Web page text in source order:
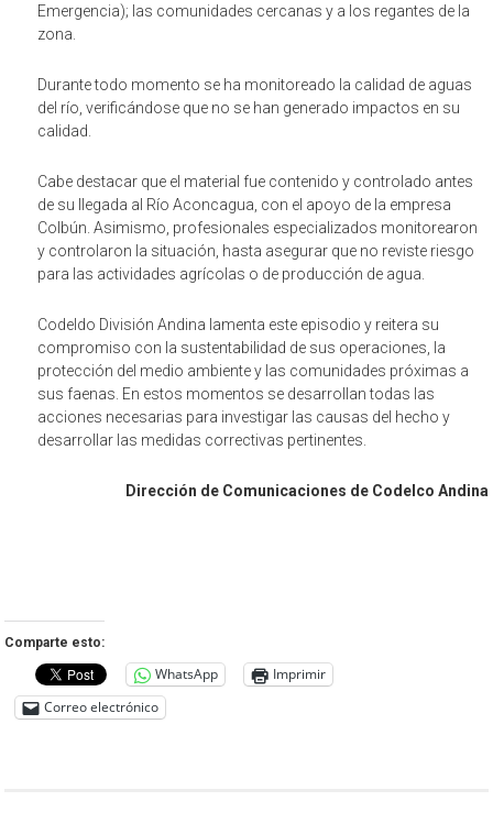
Emergencia); las comunidades cercanas y a los regantes de la
zona.
Durante todo momento se ha monitoreado la calidad de aguas
del río, verificándose que no se han generado impactos en su
calidad.
Cabe destacar que el material fue contenido y controlado antes
de su llegada al Río Aconcagua, con el apoyo de la empresa
Colbún. Asimismo, profesionales especializados monitorearon
y controlaron la situación, hasta asegurar que no reviste riesgo
para las actividades agrícolas o de producción de agua.
Codeldo División Andina lamenta este episodio y reitera su
compromiso con la sustentabilidad de sus operaciones, la
protección del medio ambiente y las comunidades próximas a
sus faenas. En estos momentos se desarrollan todas las
acciones necesarias para investigar las causas del hecho y
desarrollar las medidas correctivas pertinentes.
Dirección de Comunicaciones de Codelco Andina
Comparte esto:
WhatsApp
Imprimir
Correo electrónico